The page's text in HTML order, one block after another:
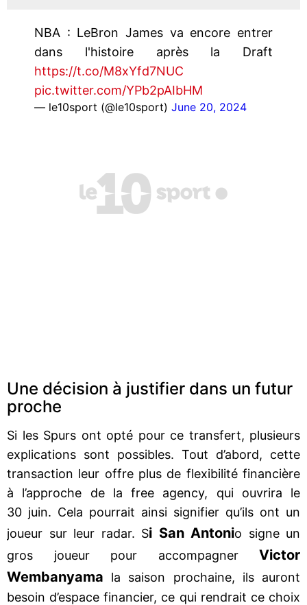
NBA : LeBron James va encore entrer
dans l'histoire après la Draft
https://t.co/M8xYfd7NUC
pic.twitter.com/YPb2pAIbHM
— le10sport (@le10sport) June 20, 2024
Une décision à justifier dans un futur
proche
Si les Spurs ont opté pour ce transfert, plusieurs
explications sont possibles. Tout d’abord, cette
transaction leur offre plus de flexibilité financière
à l’approche de la free agency, qui ouvrira le
30 juin. Cela pourrait ainsi signifier qu’ils ont un
joueur sur leur radar. Si San Antonio signe un
gros joueur pour accompagner Victor
Wembanyama la saison prochaine, ils auront
besoin d’espace financier, ce qui rendrait ce choix